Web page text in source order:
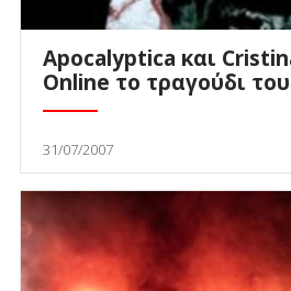
Apocalyptica και
Online το τραγούδι
31/07/2007